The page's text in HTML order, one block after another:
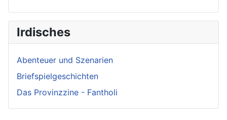
Irdisches
Abenteuer und Szenarien
Briefspielgeschichten
Das Provinzzine - Fantholi